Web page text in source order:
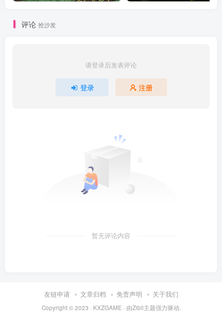
评论 抢沙发
请登录后发表评论
登录 注册
暂无评论内容
友链申请 文章归档 免责声明 关于我们
Copyright © 2023 · KXZGAME · 由Zibll主题强力驱动.